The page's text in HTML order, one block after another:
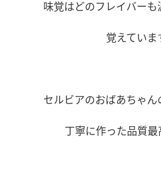
味覚はどのフレイバーも
覚えていま
セルビアのおばあちゃ
丁寧に作った品質最